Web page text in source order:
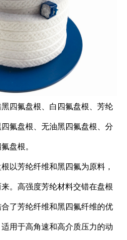
四氟盘根、白四氟盘根、芳纶
氟盘根、无油黑四氟盘根、分
盘根。
以芳纶纤维和黑四氟为原料，
。高强度芳纶材料交错在盘根
了芳纶纤维和黑四氟纤维的优
用于高角速和高介质压力的动